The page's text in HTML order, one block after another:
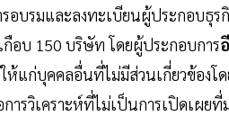
รอบรมและลงทะเบียนผู้ประกอบธุ
กือบ 150 บริษัท โดยผู้ประกอบการ
ห้แก่บุคคลอื่นที่ไม่มีส่วนเกี่ยวข้อง
ารวิเคราะห์ที่ไม่เป็นการเปิดเผยที่